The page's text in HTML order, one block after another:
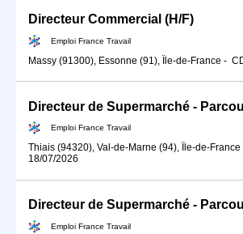
Directeur Commercial (H/F)
Emploi France Travail
Massy (91300), Essonne (91), Île-de-France -
Emploi France Travail
Thiais (94320), Val-de-Marne (94), Île-de-France
18/07/2026
Emploi France Travail